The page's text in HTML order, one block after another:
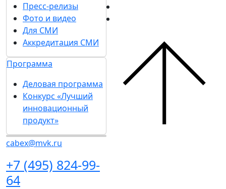
Пресс-релизы
Фото и видео
Для СМИ
Аккредитация СМИ
Программа
Деловая программа
Конкурс «Лучший
инновационный
продукт»
cabex@mvk.ru
+7 (495) 824-99-
64